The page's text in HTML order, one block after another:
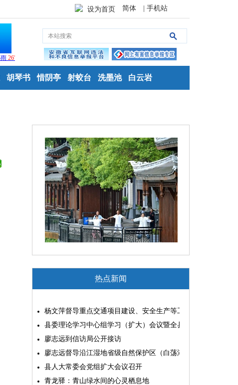
设为首页 简体 | 手机站
胡琴书 惜阴亭 射蛟台 洗墨池 白云岩
热点新闻
杨文萍督导重点交通项目建设、安全生产等工作
县委理论学习中心组学习（扩大）会议暨全县“两为”能力素质
廖志远到信访局公开接访
廖志远督导沿江湿地省级自然保护区（白荡湖片区）问题整改
县人大常委会党组扩大会议召开
青龙驿：青山绿水间的心灵栖息地